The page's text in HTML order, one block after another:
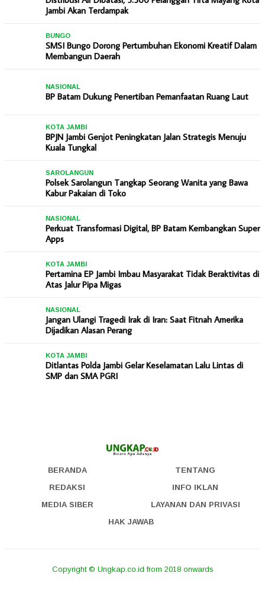
Jambi Akan Terdampak
BUNGO
SMSI Bungo Dorong Pertumbuhan Ekonomi Kreatif Dalam
Membangun Daerah
NASIONAL
BP Batam Dukung Penertiban Pemanfaatan Ruang Laut
KOTA JAMBI
BPJN Jambi Genjot Peningkatan Jalan Strategis Menuju
Kuala Tungkal
SAROLANGUN
Polsek Sarolangun Tangkap Seorang Wanita yang Bawa
Kabur Pakaian di Toko
NASIONAL
Perkuat Transformasi Digital, BP Batam Kembangkan Super
Apps
KOTA JAMBI
Pertamina EP Jambi Imbau Masyarakat Tidak Beraktivitas di
Atas Jalur Pipa Migas
NASIONAL
Jangan Ulangi Tragedi Irak di Iran: Saat Fitnah Amerika
Dijadikan Alasan Perang
KOTA JAMBI
Ditlantas Polda Jambi Gelar Keselamatan Lalu Lintas di
SMP dan SMA PGRI
BERANDA
TENTANG
REDAKSI
INFO IKLAN
MEDIA SIBER
LAYANAN DAN PRIVASI
HAK JAWAB
Copyright © Ungkap.co.id from 2018 onwards